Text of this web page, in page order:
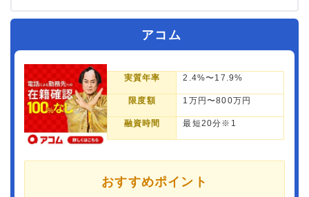
アコム
実質年率 2.4%〜17.9%
限度額 1万円〜800万円
融資時間 最短20分※1
おすすめポイント